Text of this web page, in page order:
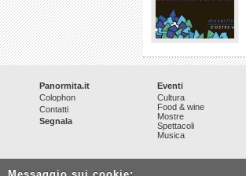
Panormita.it
Colophon
Contatti
Segnala
Eventi
Cultura
Food & wine
Mostre
Spettacoli
Musica